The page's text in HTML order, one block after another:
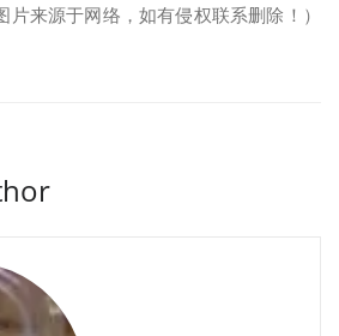
片来源于网络，如有侵权联系删除！）